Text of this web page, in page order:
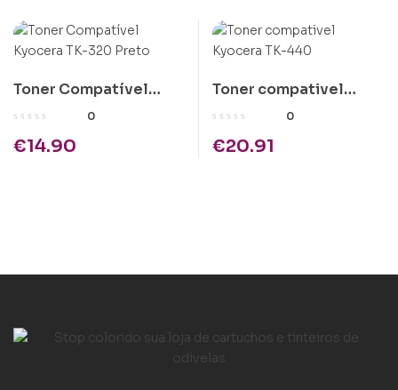
Toner Compatível
Kyocera TK-320 Preto
0
€14.90
Toner compativel
Kyocera TK-440
0
€20.91